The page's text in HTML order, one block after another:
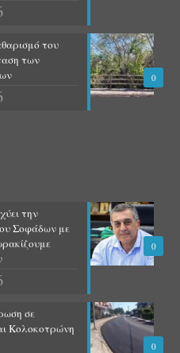
0
του
των
0
την
Σοφάδων με
0
σε
Κολοκοτρώνη